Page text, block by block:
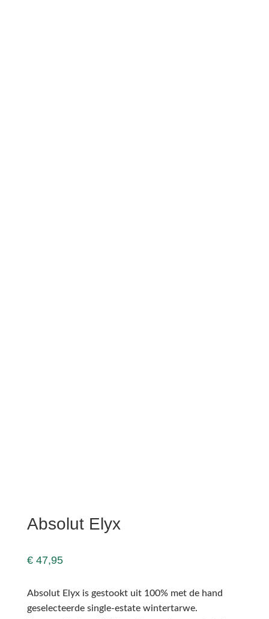
Absolut Elyx
€47,95
Absolut Elyx is gestookt uit 100% met de hand
geselecteerde single-estate wintertarwe.